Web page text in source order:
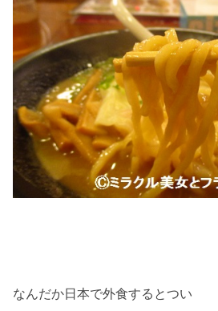
なんだか日本で外食するとつい